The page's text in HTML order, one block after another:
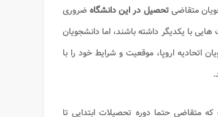
متقاضیتحصیل در این دانشگاه ضروری
با یکدیگر داشته باشند، اما دانشجویان
اتحادیه اروپا، موقعیت و شرایط خود را با
متقاضی حتما دوره تحصیلات ابتدایی تا